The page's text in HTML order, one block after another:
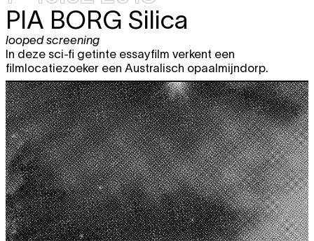
PIA BORG Silica
looped screening
In deze sci-fi getinte essayfilm verkent een
filmlocatiezoeker een Australisch opaalmijndorp.